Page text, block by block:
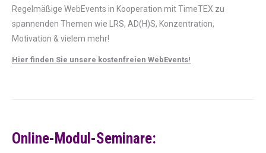
Regelmäßige WebEvents in Kooperation mit TimeTEX zu
spannenden Themen wie LRS, AD(H)S, Konzentration,
Motivation & vielem mehr!
Hier finden Sie unsere kostenfreien WebEvents!
Online-Modul-Seminare: